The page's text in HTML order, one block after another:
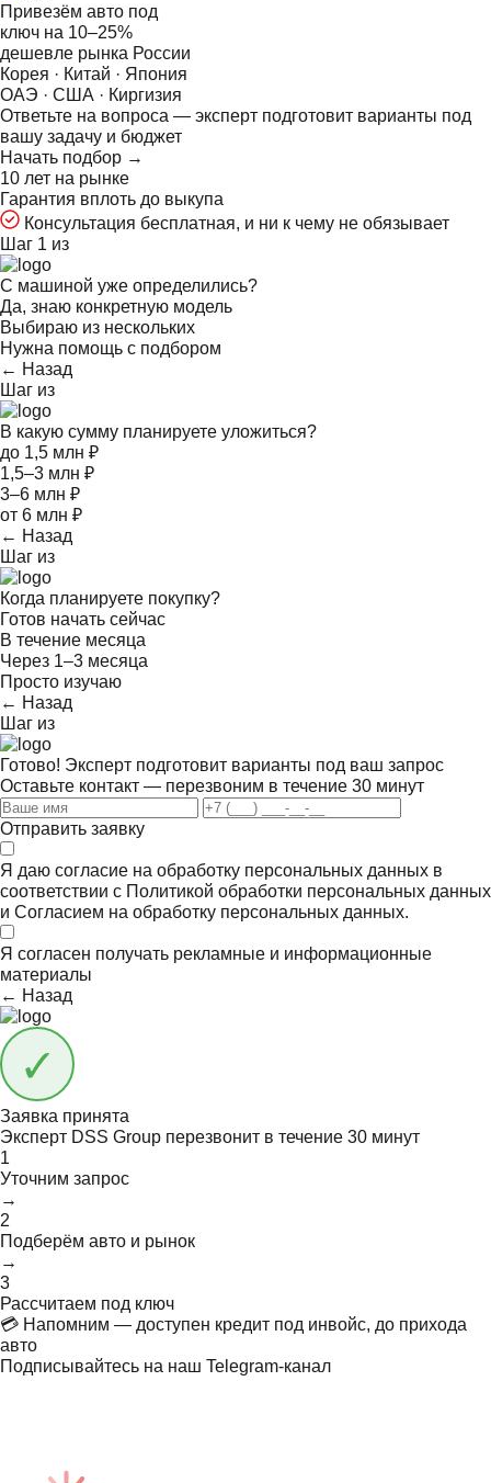
Привезём авто под
ключ на 10–25%
дешевле рынка России
Корея · Китай · Япония
ОАЭ · США · Киргизия
Ответьте на вопроса — эксперт подготовит варианты под
вашу задачу и бюджет
Начать подбор →
10 лет на рынке
Гарантия вплоть до выкупа
Консультация бесплатная, и ни к чему не обязывает
Шаг 1 из
С машиной уже определились?
Да, знаю конкретную модель
Выбираю из нескольких
Нужна помощь с подбором
← Назад
Шаг из
В какую сумму планируете уложиться?
до 1,5 млн ₽
1,5–3 млн ₽
3–6 млн ₽
от 6 млн ₽
← Назад
Шаг из
Когда планируете покупку?
Готов начать сейчас
В течение месяца
Через 1–3 месяца
Просто изучаю
← Назад
Шаг из
Готово! Эксперт подготовит варианты под ваш запрос
Оставьте контакт — перезвоним в течение 30 минут
Отправить заявку
Я даю согласие на обработку персональных данных в
соответствии с Политикой обработки персональных данных
и Согласием на обработку персональных данных.
Я согласен получать рекламные и информационные
материалы
← Назад
Заявка принята
Эксперт DSS Group перезвонит в течение 30 минут
1
Уточним запрос
→
2
Подберём авто и рынок
→
3
Рассчитаем под ключ
💳 Напомним — доступен кредит под инвойс, до прихода
авто
Подписывайтесь на наш Telegram-канал